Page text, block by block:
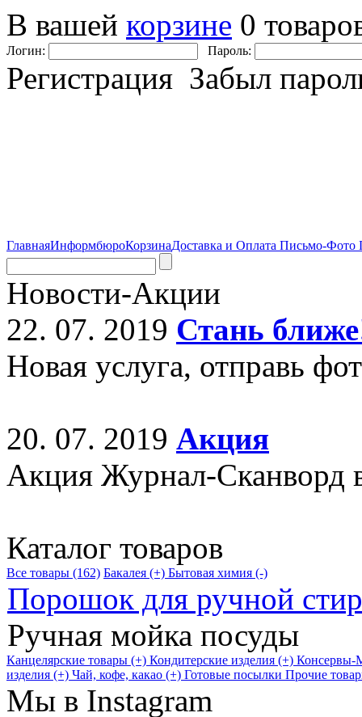
В вашей корзине 0
Логин: Пароль:
Регистрация Забыл
ГлавнаяИнформбюроКорзинаДоставка и Оплата Письмо-Фото
Новости-Акции
22. 07. 2019 Стань
Новая услуга, отправь
20. 07. 2019 Акция
Акция Журнал-Сканворд
Каталог товаров
Все товары (162) Бакалея (+) Бытовая химия (-)
Порошок для ручной
Ручная мойка посуды
Канцелярские товары (+) Кондитерские изделия (+) Консервы-
изделия (+) Чай, кофе, какао (+) Готовые посылки Прочие
Мы в Instagram